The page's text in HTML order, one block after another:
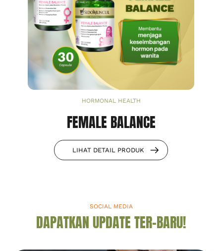
HORMONAL HEALTH
FEMALE BALANCE
LIHAT DETAIL PRODUK
SOCIAL MEDIA
DAPATKAN UPDATE TER-BARU!